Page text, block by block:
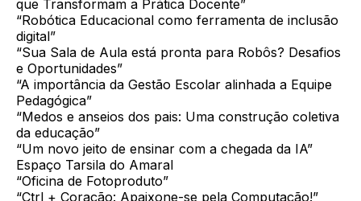
que Transformam a Prática Docente”
“Robótica Educacional como ferramenta de inclusão
digital”
“Sua Sala de Aula está pronta para Robôs? Desafios
e Oportunidades”
“A importância da Gestão Escolar alinhada a Equipe
Pedagógica”
“Medos e anseios dos pais: Uma construção coletiva
da educação”
“Um novo jeito de ensinar com a chegada da IA”
Espaço Tarsila do Amaral
“Oficina de Fotoproduto”
“Ctrl + Coração: Apaixone-se pela Computação!”